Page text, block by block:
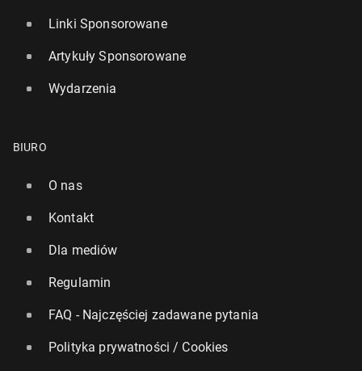
Linki Sponsorowane
Artykuły Sponsorowane
Wydarzenia
BIURO
O nas
Kontakt
Dla mediów
Regulamin
FAQ - Najczęściej zadawane pytania
Polityka prywatności / Cookies